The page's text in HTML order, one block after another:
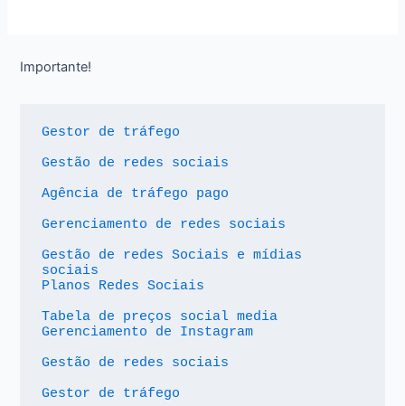
Importante!
Gestor de tráfego
Gestão de redes sociais
Agência de tráfego pago
Gerenciamento de redes sociais
Gestão de redes Sociais e mídias
sociais
Planos Redes Sociais
Tabela de preços social media
Gerenciamento de Instagram
Gestão de redes sociais
Gestor de tráfego